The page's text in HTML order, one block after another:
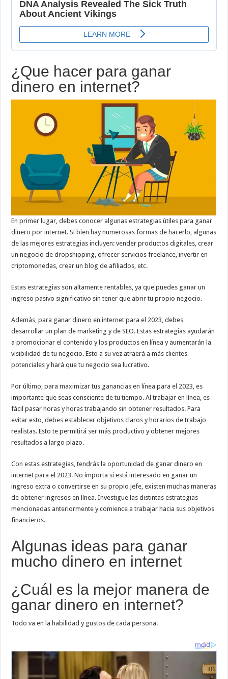
¿Que hacer para ganar
dinero en internet?
En primer lugar, debes conocer algunas estrategias útiles para ganar
dinero por internet. Si bien hay numerosas formas de hacerlo, algunas
de las mejores estrategias incluyen: vender productos digitales, crear
un negocio de dropshipping, ofrecer servicios freelance, invertir en
criptomonedas, crear un blog de afiliados, etc.
Estas estrategias son altamente rentables, ya que puedes ganar un
ingreso pasivo significativo sin tener que abrir tu propio negocio.
Además, para ganar dinero en internet para el 2023, debes
desarrollar un plan de marketing y de SEO. Estas estrategias ayudarán
a promocionar el contenido y los productos en línea y aumentarán la
visibilidad de tu negocio. Esto a su vez atraerá a más clientes
potenciales y hará que tu negocio sea lucrativo.
Por último, para maximizar tus ganancias en línea para el 2023, es
importante que seas consciente de tu tiempo. Al trabajar en línea, es
fácil pasar horas y horas trabajando sin obtener resultados. Para
evitar esto, debes establecer objetivos claros y horarios de trabajo
realistas. Esto te permitirá ser más productivo y obtener mejores
resultados a largo plazo.
Con estas estrategias, tendrás la oportunidad de ganar dinero en
internet para el 2023. No importa si está interesado en ganar un
ingreso extra o convertirse en su propio jefe, existen muchas maneras
de obtener ingresos en línea. Investigue las distintas estrategias
mencionadas anteriormente y comience a trabajar hacia sus objetivos
financieros.
Algunas ideas para ganar
mucho dinero en internet
¿Cuál es la mejor manera de
ganar dinero en internet?
Todo va en la habilidad y gustos de cada persona.